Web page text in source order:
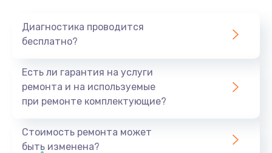
Диагностика проводится
бесплатно?
Есть ли гарантия на услуги
ремонта и на используемые
при ремонте комплектующие?
Стоимость ремонта может
быть изменена?